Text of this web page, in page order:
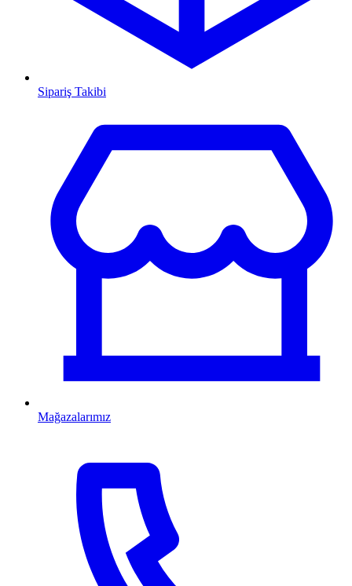
Sipariş Takibi
Mağazalarımız